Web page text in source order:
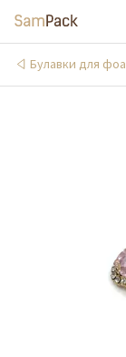
Булавки для